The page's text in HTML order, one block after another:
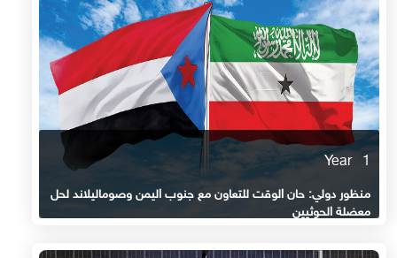
1 Year
منظور دولي: حان الوقت للتعاون مع جنوب اليمن وصوماليلاند لحل
معضلة الحوثيين